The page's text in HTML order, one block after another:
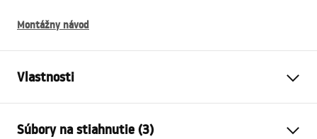
Montážny návod
Vlastnosti
rea.com.pl/#hu
Súbory na stiahnutie (3)